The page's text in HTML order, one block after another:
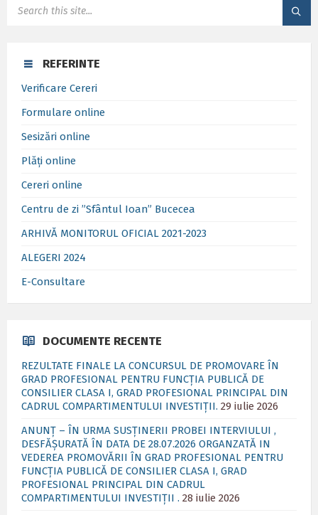
REFERINTE
Verificare Cereri
Formulare online
Sesizări online
Plăți online
Cereri online
Centru de zi ”Sfântul Ioan” Bucecea
ARHIVĂ MONITORUL OFICIAL 2021-2023
ALEGERI 2024
E-Consultare
DOCUMENTE RECENTE
REZULTATE FINALE LA CONCURSUL DE PROMOVARE ÎN
GRAD PROFESIONAL PENTRU FUNCȚIA PUBLICĂ DE
CONSILIER CLASA I, GRAD PROFESIONAL PRINCIPAL DIN
CADRUL COMPARTIMENTULUI INVESTIȚII. 29 iulie 2026
ANUNȚ – ÎN URMA SUSȚINERII PROBEI INTERVIULUI ,
DESFĂȘURATĂ ÎN DATA DE 28.07.2026 ORGANZATĂ IN
VEDEREA PROMOVĂRII ÎN GRAD PROFESIONAL PENTRU
FUNCȚIA PUBLICĂ DE CONSILIER CLASA I, GRAD
PROFESIONAL PRINCIPAL DIN CADRUL
COMPARTIMENTULUI INVESTIȚII . 28 iulie 2026